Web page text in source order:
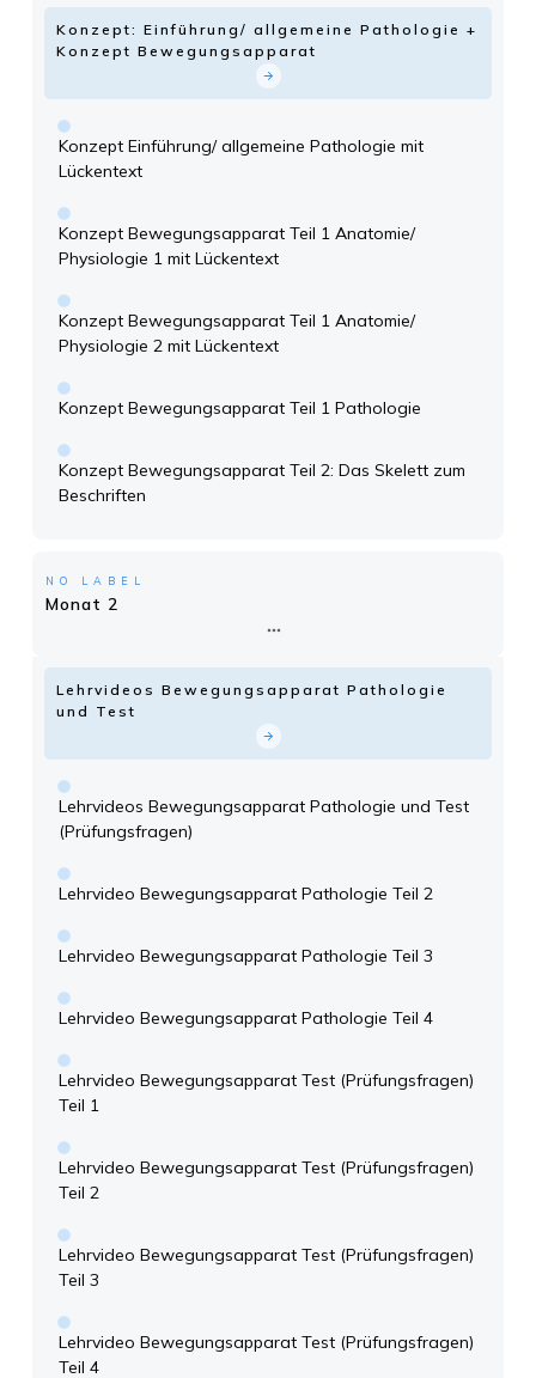
Konzept: Einführung/ allgemeine Pathologie +
Konzept Bewegungsapparat
Konzept Einführung/ allgemeine Pathologie mit
Lückentext
Konzept Bewegungsapparat Teil 1 Anatomie/
Physiologie 1 mit Lückentext
Konzept Bewegungsapparat Teil 1 Anatomie/
Physiologie 2 mit Lückentext
Konzept Bewegungsapparat Teil 1 Pathologie
Konzept Bewegungsapparat Teil 2: Das Skelett zum
Beschriften
NO LABEL
Monat 2
Lehrvideos Bewegungsapparat Pathologie
und Test
Lehrvideos Bewegungsapparat Pathologie und Test
(Prüfungsfragen)
Lehrvideo Bewegungsapparat Pathologie Teil 2
Lehrvideo Bewegungsapparat Pathologie Teil 3
Lehrvideo Bewegungsapparat Pathologie Teil 4
Lehrvideo Bewegungsapparat Test (Prüfungsfragen)
Teil 1
Lehrvideo Bewegungsapparat Test (Prüfungsfragen)
Teil 2
Lehrvideo Bewegungsapparat Test (Prüfungsfragen)
Teil 3
Lehrvideo Bewegungsapparat Test (Prüfungsfragen)
Teil 4